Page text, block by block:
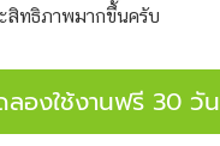
สิทธิภาพมากขึ้นครับ
องใช้งานฟรี 30 วัน